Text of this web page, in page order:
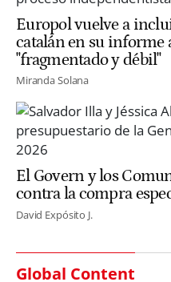
Europol vuelve a
catalán en su informe
"fragmentado y débil"
Miranda Solana
El Govern y los
contra la compra
David Expósito J.
Global Content